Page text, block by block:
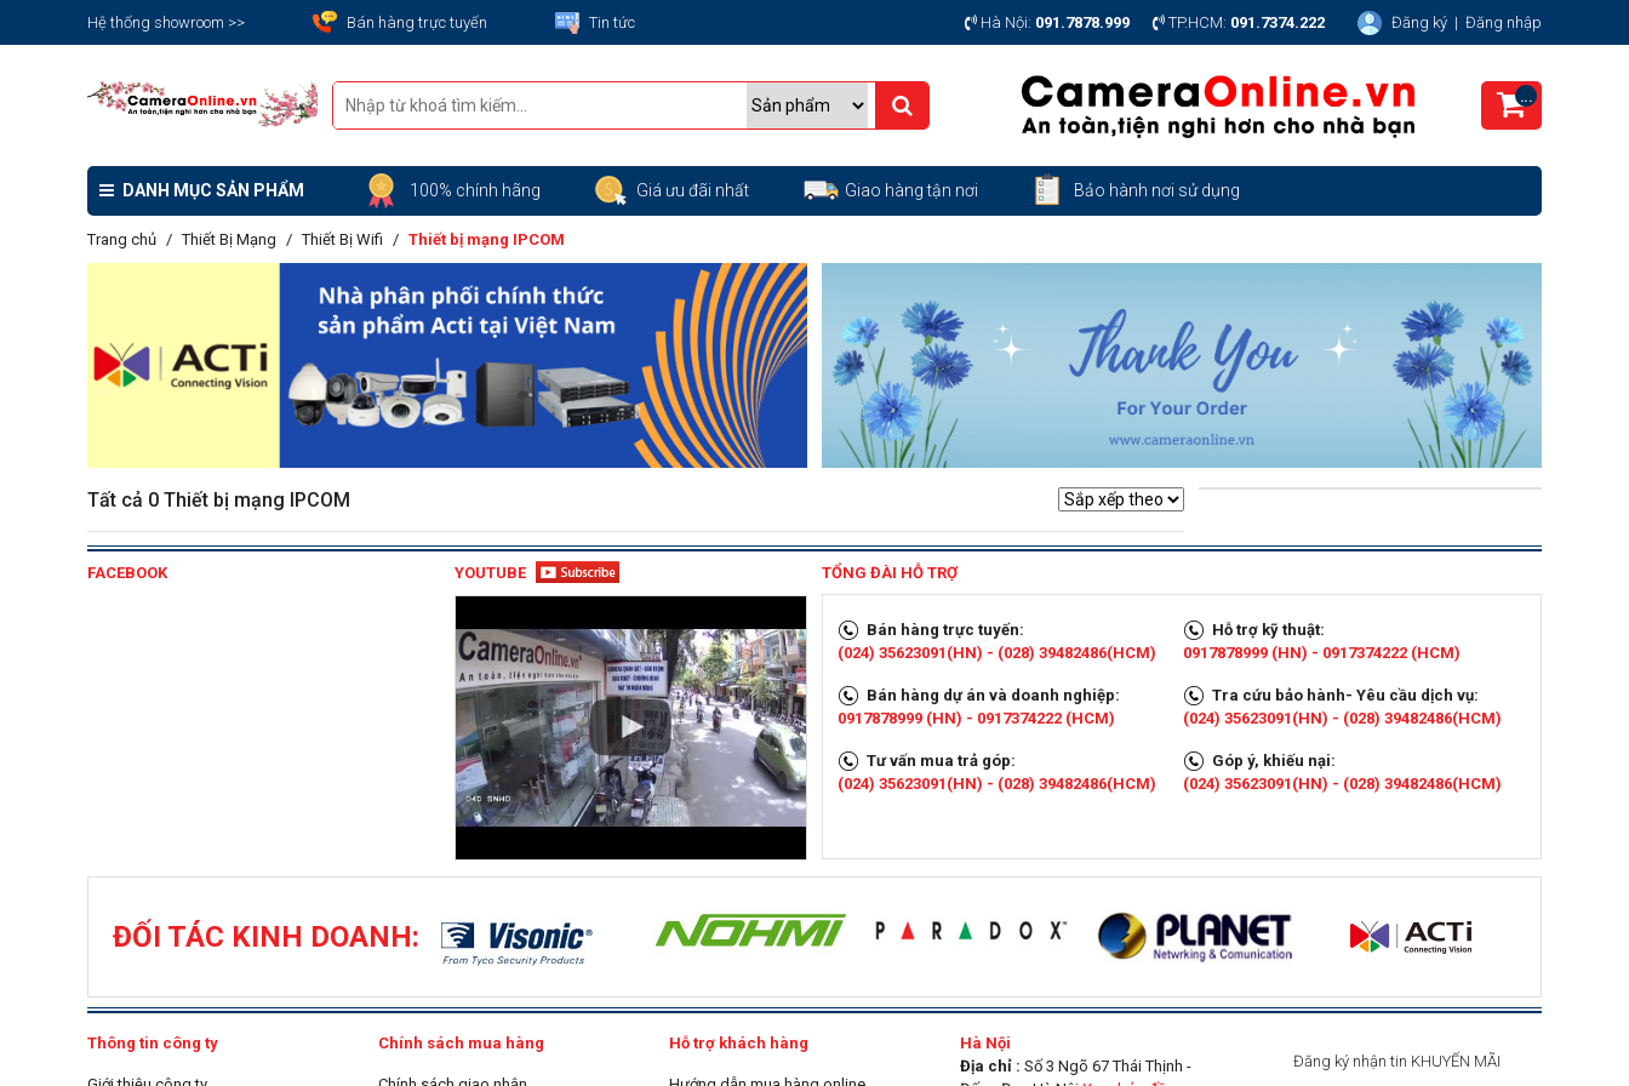
Hệ thống showroom >> Bán hàng trực tuyến Tin tức Hà Nội: 091.7878.999 TP.HCM: 091.7374.222 Đăng ký | Đăng nhập
...
DANH MỤC SẢN PHẨM 100% chính hãng Giá ưu đãi nhất Giao hàng tận nơi Bảo hành nơi sử dụng
Trang chủ Thiết Bị Mạng Thiết Bị Wifi Thiết bị mạng IPCOM
Tất cả 0 Thiết bị mạng IPCOM
FACEBOOK YOUTUBE TỔNG ĐÀI HỖ TRỢ
Bán hàng trực tuyến:
(024) 35623091(HN) - (028) 39482486(HCM)
Bán hàng dự án và doanh nghiệp:
0917878999 (HN) - 0917374222 (HCM)
Tư vấn mua trả góp:
(024) 35623091(HN) - (028) 39482486(HCM)
Hỗ trợ kỹ thuật:
0917878999 (HN) - 0917374222 (HCM)
Tra cứu bảo hành- Yêu cầu dịch vụ:
(024) 35623091(HN) - (028) 39482486(HCM)
Góp ý, khiếu nại:
(024) 35623091(HN) - (028) 39482486(HCM)
ĐỐI TÁC KINH DOANH:
Thông tin công ty Chính sách mua hàng Hỗ trợ khách hàng
Hà Nội
Địa chỉ : Số 3 Ngõ 67 Thái Thịnh -
Đăng ký nhận tin KHUYẾN MÃI